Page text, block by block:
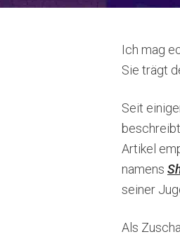
Ich mag
Sie trägt
Seit
Artikel
namens
seiner
Als